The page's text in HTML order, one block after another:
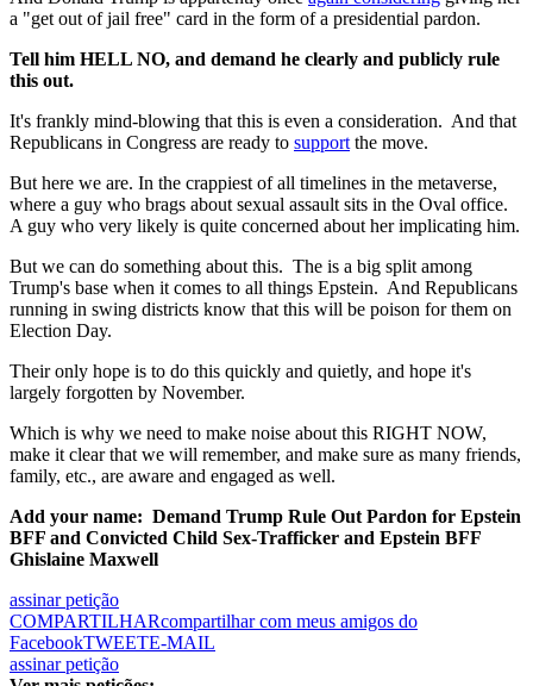
a "get out of jail free" card in the form of a presidential pardon.
Tell him HELL NO, and demand he clearly and publicly rule
this out.
It's frankly mind-blowing that this is even a consideration. And that
Republicans in Congress are ready to supportthe move.
But here we are. In the crappiest of all timelines in the metaverse,
where a guy who brags about sexual assault sits in the Oval office.
A guy who very likely is quite concerned about her implicating him.
But we can do something about this. The is a big split among
Trump's base when it comes to all things Epstein. And Republicans
running in swing districts know that this will be poison for them on
Election Day.
Their only hope is to do this quickly and quietly, and hope it's
largely forgotten by November.
Which is why we need to make noise about this RIGHT NOW,
make it clear that we will remember, and make sure as many friends,
family, etc., are aware and engaged as well.
Add your name: Demand Trump Rule Out Pardon for Epstein
BFF and Convicted Child Sex-Trafficker and Epstein BFF
Ghislaine Maxwell
assinar petição
COMPARTILHARcompartilhar com meus amigos do
FacebookTWEETE-MAIL
assinar petição